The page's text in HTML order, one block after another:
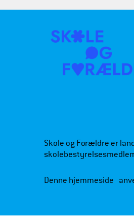
Skole og Forældre er
Denne hjemmeside